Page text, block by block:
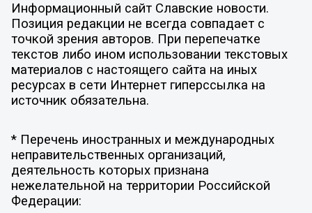
Информационный сайт Славские новости.
Позиция редакции не всегда совпадает с
точкой зрения авторов. При перепечатке
текстов либо ином использовании текстовых
материалов с настоящего сайта на иных
ресурсах в сети Интернет гиперссылка на
источник обязательна.
* Перечень иностранных и международных
неправительственных организаций,
деятельность которых признана
нежелательной на территории Российской
Федерации: